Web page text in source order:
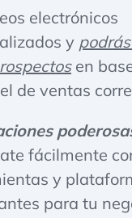
electrónicos
y
en
de ventas
fácilmente
y
para tu